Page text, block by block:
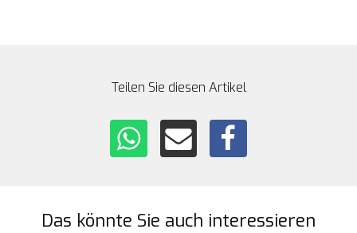
Teilen Sie diesen Artikel
Das könnte Sie auch interessieren